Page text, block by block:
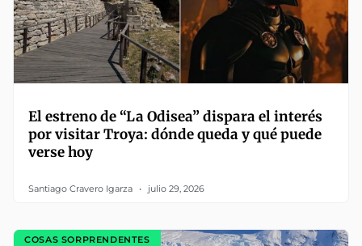
El estreno de “La Odisea” dispara el interés
por visitar Troya: dónde queda y qué puede
verse hoy
Santiago Cravero Igarza julio 29, 2026
COSAS SORPRENDENTES